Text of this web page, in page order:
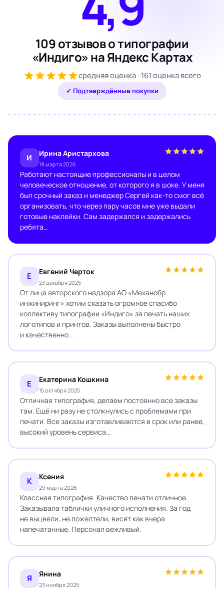
109 отзывов о типографии
«Индиго» на Яндекс Картах
средняя оценка · 161 оценка всего
✓ Подтверждённые покупки
И Ирина Аристархова
19 марта 2026
Работают настоящие профессионалы и в целом
человеческое отношение, от которого я в шоке. У меня
был срочный заказ и менеджер Сергей как-то смог всё
организовать, что через пару часов мне уже выдали
готовые наклейки. Сам задержался и задержались
ребята…
Е Евгений Черток
23 декабря 2025
От лица авторского надзора АО «Механобр
инжиниринг» хотим сказать огромное спасибо
коллективу типографии «Индиго» за печать наших
логотипов и принтов. Заказы выполнены быстро
и качественно…
Е Екатерина Кошкина
15 октября 2025
Отличная типография, делаем постоянно все заказы
там. Ещё ни разу не столкнулись с проблемами при
печати. Все заказы изготавливаются в срок или ранее,
высокий уровень сервиса…
К Ксения
29 марта 2026
Классная типография. Качество печати отличное.
Заказывала таблички уличного исполнения. За год
не выцвели, не пожелтели, висят как вчера
напечатанные. Персонал вежливый.
Я Янина
23 ноября 2025